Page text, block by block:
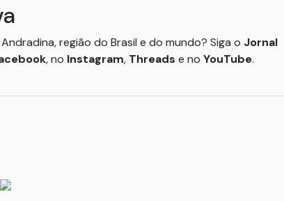
região do Brasil e do mundo? Siga o Jornal
, no Instagram, Threads e no YouTube.